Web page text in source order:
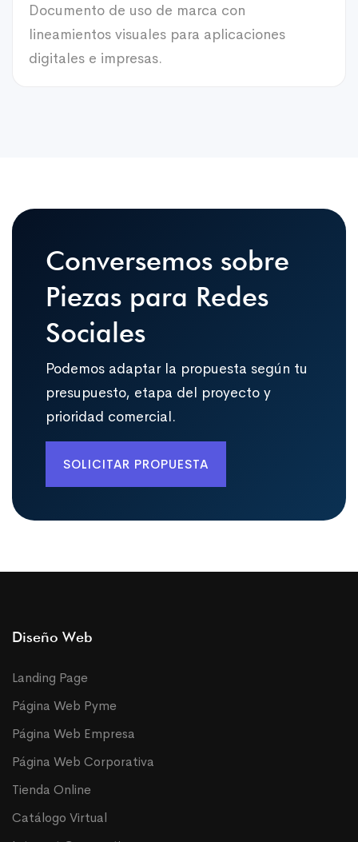
Documento de uso de marca con
lineamientos visuales para aplicaciones
digitales e impresas.
Conversemos sobre
Piezas para Redes
Sociales
Podemos adaptar la propuesta según tu
presupuesto, etapa del proyecto y
prioridad comercial.
SOLICITAR PROPUESTA
Diseño Web
Landing Page
Página Web Pyme
Página Web Empresa
Página Web Corporativa
Tienda Online
Catálogo Virtual